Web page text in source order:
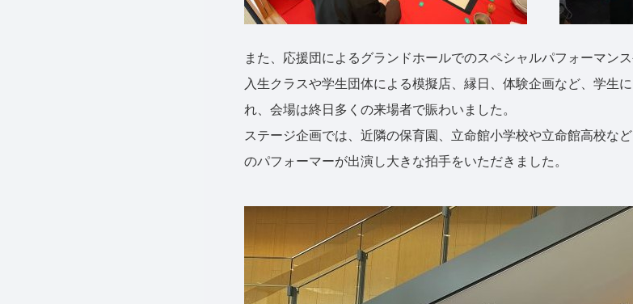
また、応援団によるグランドホールでのスペシャルパフォーマン
入生クラスや学生団体による模擬店、縁日、体験企画など、学生
れ、会場は終日多くの来場者で賑わいました。
ステージ企画では、近隣の保育園、立命館小学校や立命館高校な
のパフォーマーが出演し大きな拍手をいただきました。